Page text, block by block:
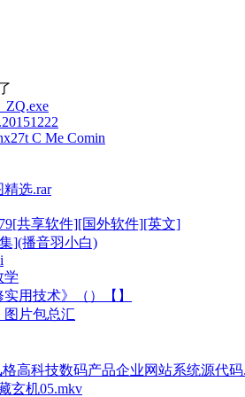
C Me Comin
选.rar
共享软件][国外软件][英文]
](播音羽小白)
学
实用技术》（）【】
片包总汇
高科技数码产品企业网站系统源代码
玄机05.mkv